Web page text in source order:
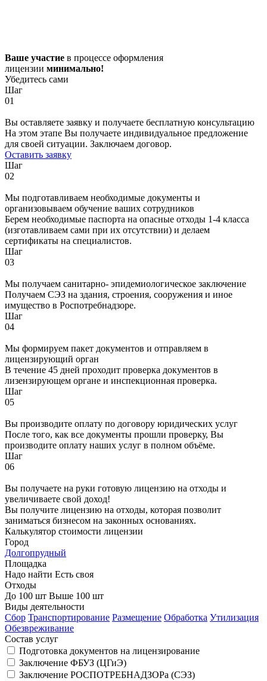
Ваше участие в процессе оформления
лицензии минимально!
Убедитесь сами
Шаг
01
Вы оставляете заявку и получаете бесплатную консультацию
На этом этапе Вы получаете индивидуальное предложение
для своей ситуации. Заключаем договор.
Оставить заявку
Шаг
02
Мы подготавливаем необходимые документы и
организовываем обучение ваших сотрудников
Берем необходимые паспорта на опасные отходы 1-4 класса
(изготавливаем сами при их отсутствии) и делаем
сертификаты на специалистов.
Шаг
03
Мы получаем санитарно- эпидемиологическое заключение
Получаем СЭЗ на здания, строения, сооружения и иное
имущество в Роспотребнадзоре.
Шаг
04
Мы формируем пакет документов и отправляем в
лицензирующий орган
В течение 45 дней проходит проверка документов в
лизензирующем органе и инспекционная проверка.
Шаг
05
Вы производите оплату по договору юридических услуг
После того, как все документы прошли проверку, Вы
производите оплату наших услуг в полном объёме.
Шаг
06
Вы получаете на руки готовую лицензию на отходы и
увеличиваете свой доход!
Вы получите лицензию на отходы, которая позволит
заниматься бизнесом на законных основаниях.
Калькулятор стоимости лицензии
Город
Долгопрудный
Площадка
Надо найти Есть своя
Отходы
До 100 шт Выше 100 шт
Виды деятельности
Сбор Транспортирование Размещение Обработка Утилизация
Обезвреживание
Состав услуг
Подготовка документов на лицензирование
Заключение ФБУЗ (ЦГиЭ)
Заключение РОСПОТРЕБНАДЗОРа (СЭЗ)